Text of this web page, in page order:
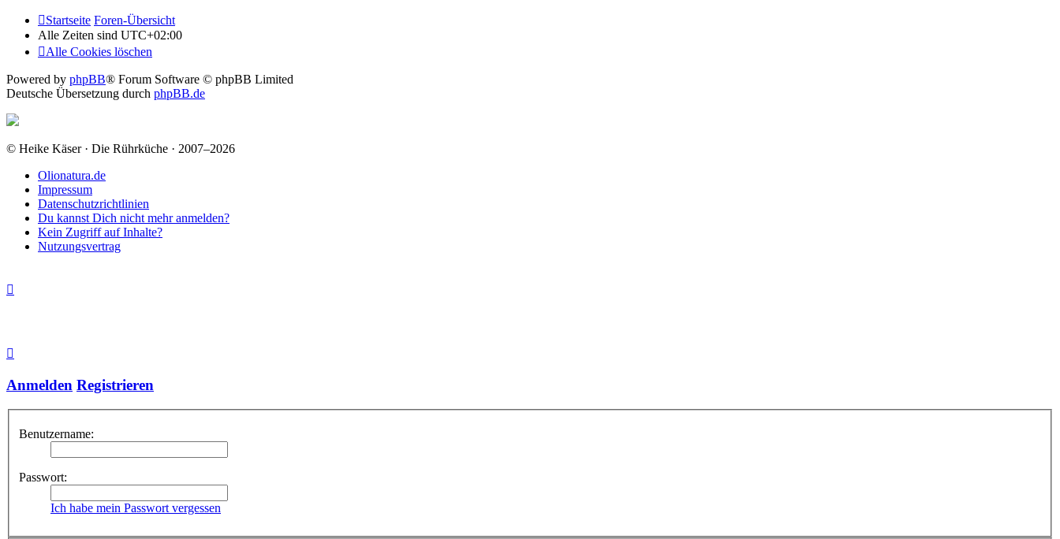
Startseite Foren-Übersicht
Alle Zeiten sind UTC+02:00
Alle Cookies löschen
Powered by phpBB® Forum Software © phpBB Limited
Deutsche Übersetzung durch phpBB.de
© Heike Käser · Die Rührküche · 2007–2026
Olionatura.de
Impressum
Datenschutzrichtlinien
Du kannst Dich nicht mehr anmelden?
Kein Zugriff auf Inhalte?
Nutzungsvertrag
Anmelden Registrieren
Benutzername:
Passwort:
Ich habe mein Passwort vergessen